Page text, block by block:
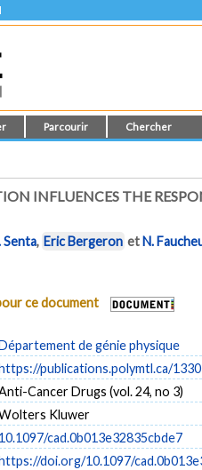
Parcourir Chercher
INFLUENCES THE
Senta, Eric Bergeron etN.
ce document
de génie physique
publications.polymtl.ca/
Cancer Drugs (vol. 24, no 3)
Kluwer
10.1097/cad.0b013e32835cbde7
doi.org/10.1097/